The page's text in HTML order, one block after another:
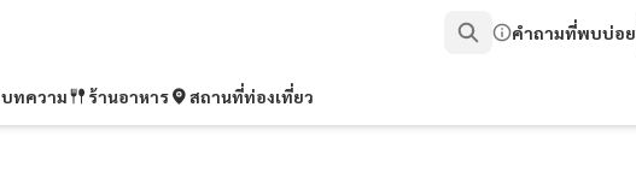
คำถามที่พบบ่อย
บทความ ร้านอาหาร สถานที่ท่องเที่ยว